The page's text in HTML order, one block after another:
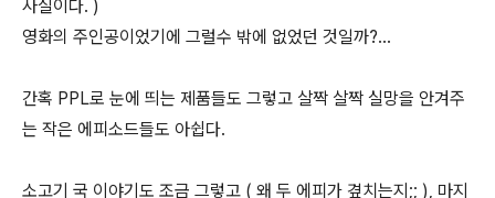
사실이다. )
영화의 주인공이었기에 그럴수 밖에 없었던 것일까?...
간혹 PPL로 눈에 띄는 제품들도 그렇고 살짝 살짝 실망을 안겨주
는 작은 에피소드들도 아쉽다.
소고기 국 이야기도 조금 그렇고 ( 왜 두 에피가 곂치는지;; ), 마지